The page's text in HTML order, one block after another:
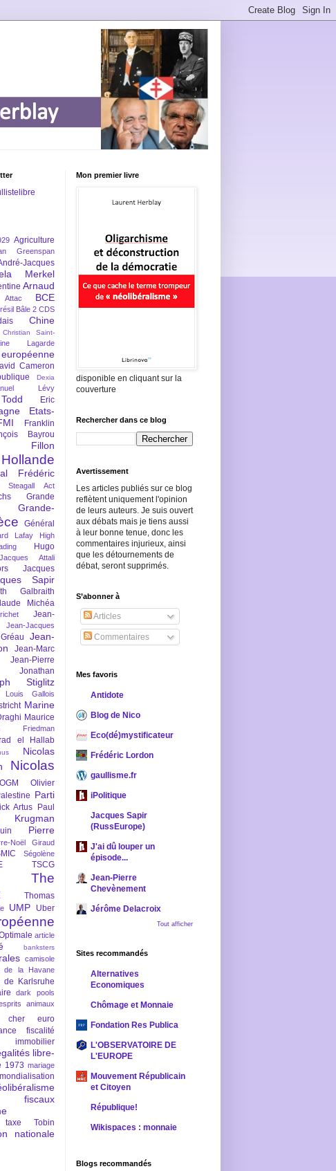
Agriculture
Greenspan
Jacques
Merkel
Arnaud
Attac BCE
Bâle 2 CDS
Chine
Christian Saint-
Lagarde
Cameron
Dexia
Lévy
Eric
Etats-
Franklin
Bayrou
Fillon
Frédéric
Steagall Act
Grande
Grande-
Général
Lafay
High
Hugo
Jacques Attali
Jacques
Sapir
Galbraith
Michéa
Jean-
Jean-Jacques
Jean-
Jean-Marc
Jean-Pierre
Jonathan
Stiglitz
Louis Gallois
Marine
Maurice
Friedman
el Hallab
Nicolas
Nicolas
OGM
Olivier
Parti
Artus
Paul
Krugman
Pierre
Noël Giraud
Ségolène
TSCG
The
Thomas
UMP Uber
article
banksters
camisole
de la Havane
de Karlsruhe
dark pools
animaux
cher
euro
fiscalité
immobilier
libre-
1973 mariage
mondialisation
fiscaux
taxe Tobin
nationale
Mon premier livre
disponible en cliquant sur la
couverture
Rechercher dans ce blog
Avertissement
Les articles publiés sur ce blog
reflètent uniquement l'opinion
de leurs auteurs. Je suis ouvert
aux débats mais je tiens aussi
à leur bonne tenue, donc les
commentaires injurieux, ainsi
que les détournements de
débat, seront supprimés.
S’abonner à
Articles
Commentaires
Mes favoris
Antidote
Blog de Nico
Eco(dé)mystificateur
Frédéric Lordon
gaullisme.fr
iPolitique
Jacques Sapir
(RussEurope)
J'ai dû louper un
épisode...
Jean-Pierre
Chevènement
Jérôme Delacroix
Tout afficher
Sites recommandés
Alternatives
Economiques
Chômage et Monnaie
Fondation Res Publica
L'OBSERVATOIRE DE
L'EUROPE
Mouvement Républicain
et Citoyen
République!
Wikispaces : monnaie
Blogs recommandés